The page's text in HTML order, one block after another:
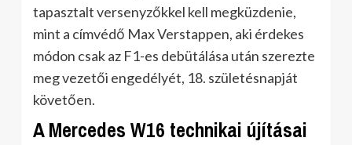
tapasztalt versenyzőkkel kell megküzdenie,
mint a címvédő Max Verstappen, aki érdekes
módon csak az F1-es debütálása után szerezte
meg vezetői engedélyét, 18. születésnapját
követően.
A Mercedes W16 technikai újításai